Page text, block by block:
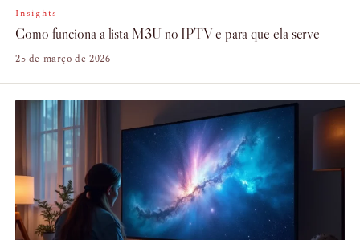
Insights
Como funciona a lista M3U no IPTV e para que ela serve
25 de março de 2026